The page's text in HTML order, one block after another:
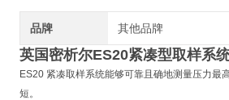
品牌 其他品牌
英国密析尔ES20紧凑型取样系
ES20 紧凑取样系统能够可靠且确地测量压力最
短。